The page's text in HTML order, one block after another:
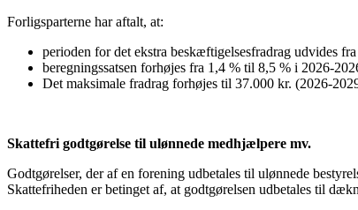
Forligsparterne har aftalt, at:
perioden for det ekstra beskæftigelsesfradrag udvides
beregningssatsen forhøjes fra 1,4 % til 8,5 % i 2026-
Det maksimale fradrag forhøjes til 37.000 kr. (2026-
Skattefri godtgørelse til ulønnede medhjælpere mv.
Godtgørelser, der af en forening udbetales til ulønnede
Skattefriheden er betinget af, at godtgørelsen udbetales til